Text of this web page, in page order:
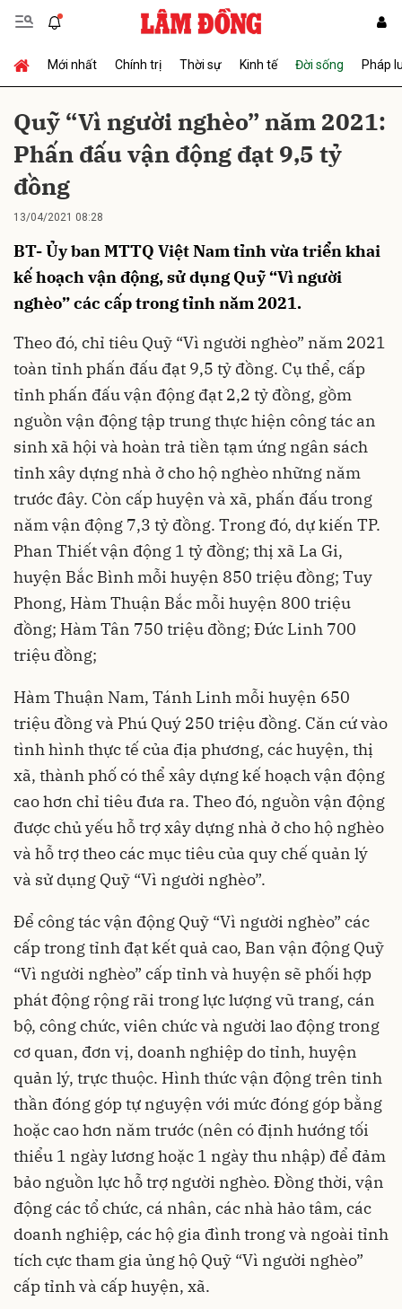
Mới nhất Chính trị Thời sự Kinh tế Đời sống Pháp
Quỹ “Vì người nghèo” năm 2021:
Phấn đấu vận động đạt 9,5 tỷ
đồng
13/04/2021 08:28
BT- Ủy ban MTTQ Việt Nam tỉnh vừa triển khai
kế hoạch vận động, sử dụng Quỹ “Vì người
nghèo” các cấp trong tỉnh năm 2021.
Theo đó, chỉ tiêu Quỹ “Vì người nghèo” năm 2021
toàn tỉnh phấn đấu đạt 9,5 tỷ đồng. Cụ thể, cấp
tỉnh phấn đấu vận động đạt 2,2 tỷ đồng, gồm
nguồn vận động tập trung thực hiện công tác an
sinh xã hội và hoàn trả tiền tạm ứng ngân sách
tỉnh xây dựng nhà ở cho hộ nghèo những năm
trước đây. Còn cấp huyện và xã, phấn đấu trong
năm vận động 7,3 tỷ đồng. Trong đó, dự kiến TP.
Phan Thiết vận động 1 tỷ đồng; thị xã La Gi,
huyện Bắc Bình mỗi huyện 850 triệu đồng; Tuy
Phong, Hàm Thuận Bắc mỗi huyện 800 triệu
đồng; Hàm Tân 750 triệu đồng; Đức Linh 700
triệu đồng;
Hàm Thuận Nam, Tánh Linh mỗi huyện 650
triệu đồng và Phú Quý 250 triệu đồng. Căn cứ vào
tình hình thực tế của địa phương, các huyện, thị
xã, thành phố có thể xây dựng kế hoạch vận động
cao hơn chỉ tiêu đưa ra. Theo đó, nguồn vận động
được chủ yếu hỗ trợ xây dựng nhà ở cho hộ nghèo
và hỗ trợ theo các mục tiêu của quy chế quản lý
và sử dụng Quỹ “Vì người nghèo”.
Để công tác vận động Quỹ “Vì người nghèo” các
cấp trong tỉnh đạt kết quả cao, Ban vận động Quỹ
“Vì người nghèo” cấp tỉnh và huyện sẽ phối hợp
phát động rộng rãi trong lực lượng vũ trang, cán
bộ, công chức, viên chức và người lao động trong
cơ quan, đơn vị, doanh nghiệp do tỉnh, huyện
quản lý, trực thuộc. Hình thức vận động trên tinh
thần đóng góp tự nguyện với mức đóng góp bằng
hoặc cao hơn năm trước (nên có định hướng tối
thiểu 1 ngày lương hoặc 1 ngày thu nhập) để đảm
bảo nguồn lực hỗ trợ người nghèo. Đồng thời, vận
động các tổ chức, cá nhân, các nhà hảo tâm, các
doanh nghiệp, các hộ gia đình trong và ngoài tỉnh
tích cực tham gia ủng hộ Quỹ “Vì người nghèo”
cấp tỉnh và cấp huyện, xã.
Gửi bình luận
Hủy